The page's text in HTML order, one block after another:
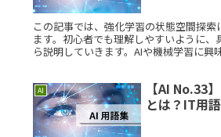
この記事では、強化学習の状態空間探
ます。初心者でも理解しやすいように、
ら説明していきます。AIや機械学習に興
AI
【AI No.33
とは？IT用